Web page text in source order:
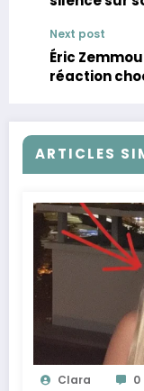
Next post
Éric
réaction
ARTICLES
Clara 0